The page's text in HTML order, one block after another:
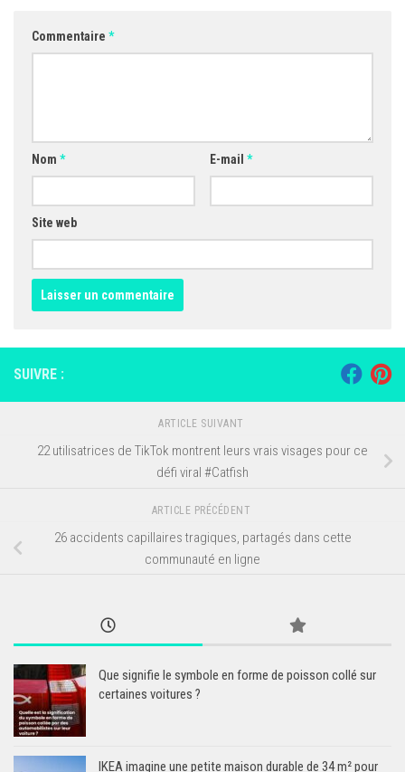
Commentaire *
Nom * E-mail *
Site web
SUIVRE :
ARTICLE SUIVANT
22 utilisatrices de TikTok montrent leurs vrais visages pour ce
défi viral #Catfish
ARTICLE PRÉCÉDENT
26 accidents capillaires tragiques, partagés dans cette
communauté en ligne
Que signifie le symbole en forme de poisson collé sur
certaines voitures ?
IKEA imagine une petite maison durable de 34 m² pour